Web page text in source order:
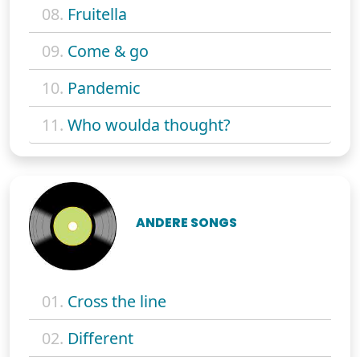
08. Fruitella
09. Come & go
10. Pandemic
11. Who woulda thought?
ANDERE SONGS
01. Cross the line
02. Different